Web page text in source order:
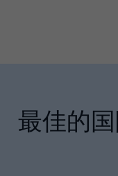
最佳的